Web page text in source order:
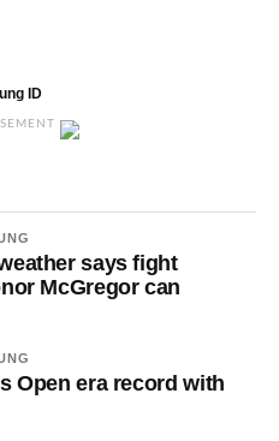
ID
says fight
McGregor can
Open era record with